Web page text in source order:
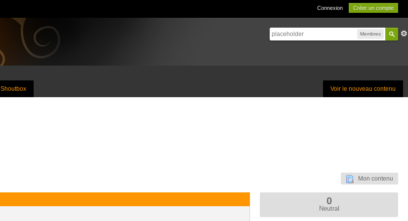
Connexion Créer un compte
Membres
Voir le nouveau contenu
Shoutbox
Mon contenu
0
Neutral